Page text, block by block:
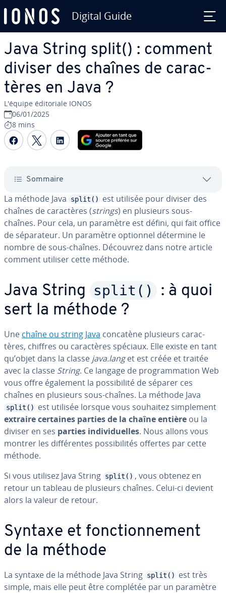
Digital Guide
Java String split() : comment
diviser des chaînes de ca­rac­
tères en Java ?
L'équipe édi­to­riale IONOS
06/01/2025
8 mins
Partager sur Facebook
Partager sur Twitter
Partager sur LinkedIn
Sommaire
La méthode Java split()
est utilisée pour diviser des
chaînes de ca­rac­tères (strings) en plusieurs sous-
chaînes. Pour cela, un paramètre est défini, qui fait office
de sé­pa­ra­teur. Un paramètre optionnel détermine le
nombre de sous-chaînes. Découvrez dans notre article
comment utiliser cette méthode.
Java String split()
: à quoi
sert la méthode ?
Une chaîne ou string Java concatène plusieurs ca­rac­
tères, chiffres ou ca­rac­tères spéciaux. Elle existe en tant
qu’objet dans la classe java.langet est créée et traitée
avec la classe String. Ce langage de pro­gram­ma­tion Web
vous offre également la pos­si­bi­lité de séparer ces
chaînes en plusieurs sous-chaînes. La méthode Java
split()
est utilisée lorsque vous souhaitez sim­ple­ment
extraire certaines parties de la chaîne entière ou la
diviser en ses parties in­di­vi­duelles. Nous allons vous
montrer les dif­fé­rentes pos­si­bi­li­tés offertes par cette
méthode.
Si vous utilisez Java String split() , vous obtenez en
retour un tableau de plusieurs chaînes. Celui-ci devient
alors la valeur de retour.
Syntaxe et fonc­tion­ne­ment
de la méthode
La syntaxe de la méthode Java String split()
est très
simple, mais elle peut être complétée par un paramètre